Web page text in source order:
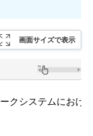
画面サイズで表示
クシステムにおけ